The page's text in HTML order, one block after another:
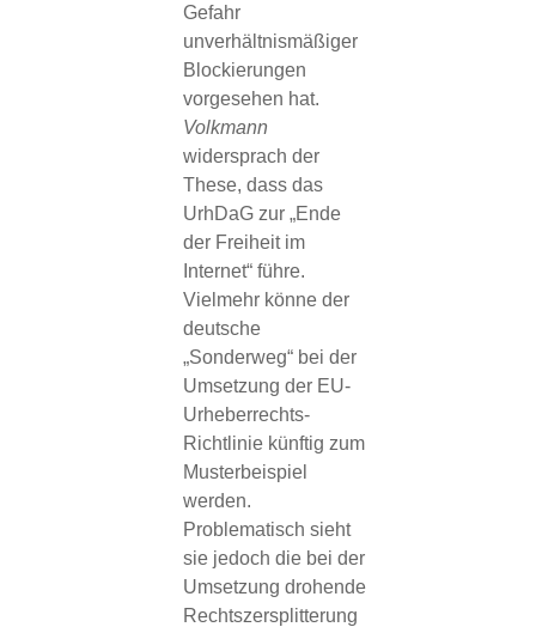
Gefahr
unverhältnismäßiger
Blockierungen
vorgesehen hat.
Volkmann
widersprach der
These, dass das
UrhDaG zur „Ende
der Freiheit im
Internet“ führe.
Vielmehr könne der
deutsche
„Sonderweg“ bei der
Umsetzung der EU-
Urheberrechts-
Richtlinie künftig zum
Musterbeispiel
werden.
Problematisch sieht
sie jedoch die bei der
Umsetzung drohende
Rechtszersplitterung